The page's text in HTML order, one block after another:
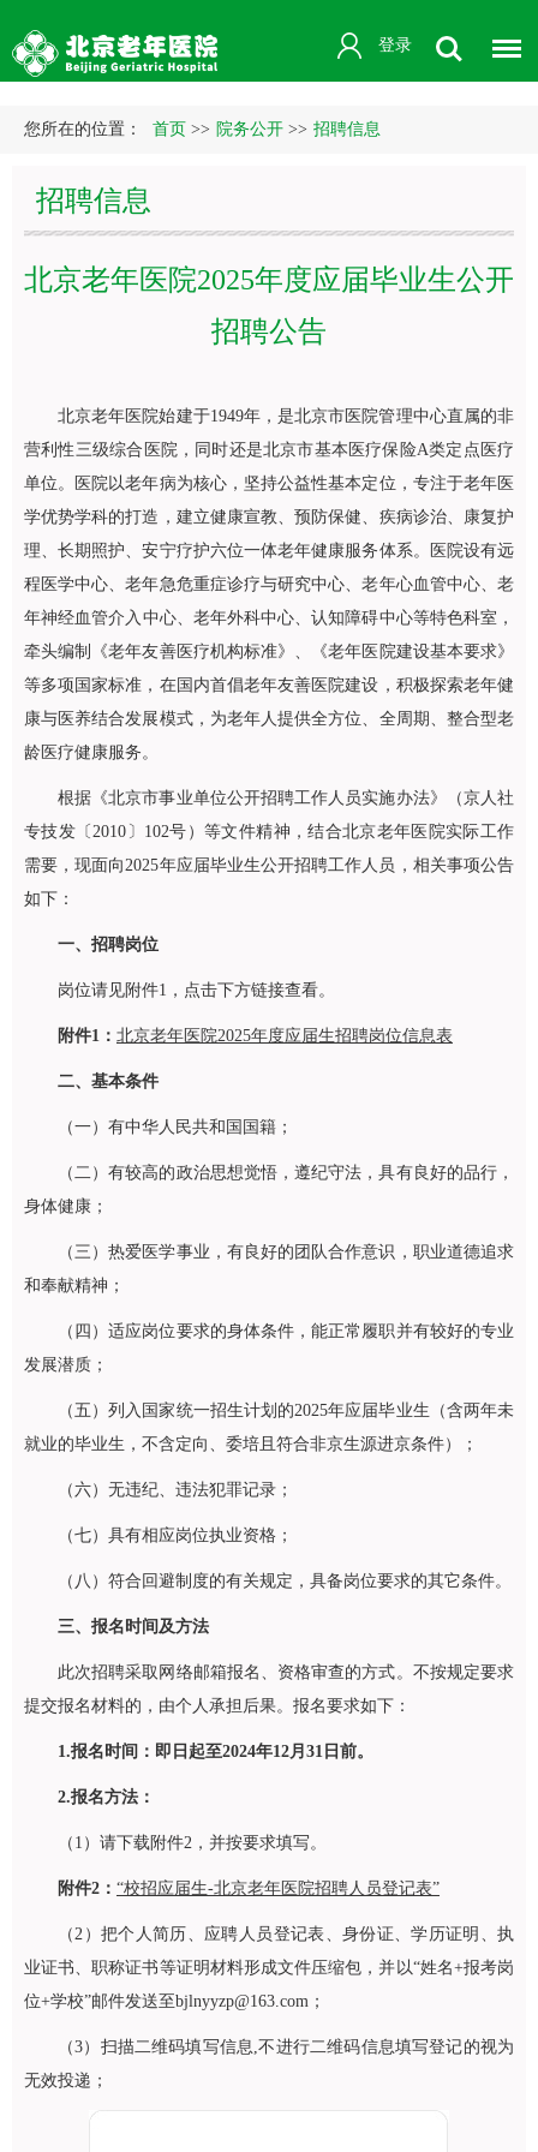
登录
您所在的位置： 首页 >> 院务公开 >> 招聘信息
招聘信息
北京老年医院2025年度应届毕业生公开
招聘公告
北京老年医院始建于1949年，是北京市医院管理中心直属的非
营利性三级综合医院，同时还是北京市基本医疗保险A类定点医疗
单位。医院以老年病为核心，坚持公益性基本定位，专注于老年医
学优势学科的打造，建立健康宣教、预防保健、疾病诊治、康复护
理、长期照护、安宁疗护六位一体老年健康服务体系。医院设有远
程医学中心、老年急危重症诊疗与研究中心、老年心血管中心、老
年神经血管介入中心、老年外科中心、认知障碍中心等特色科室，
牵头编制《老年友善医疗机构标准》、《老年医院建设基本要求》
等多项国家标准，在国内首倡老年友善医院建设，积极探索老年健
康与医养结合发展模式，为老年人提供全方位、全周期、整合型老
龄医疗健康服务。
根据《北京市事业单位公开招聘工作人员实施办法》（京人社
专技发〔2010〕102号）等文件精神，结合北京老年医院实际工作
需要，现面向2025年应届毕业生公开招聘工作人员，相关事项公告
如下：
一、招聘岗位
岗位请见附件1，点击下方链接查看。
附件1： 北京老年医院2025年度应届生招聘岗位信息表
二、基本条件
（一）有中华人民共和国国籍；
（二）有较高的政治思想觉悟，遵纪守法，具有良好的品行，
身体健康；
（三）热爱医学事业，有良好的团队合作意识，职业道德追求
和奉献精神；
（四）适应岗位要求的身体条件，能正常履职并有较好的专业
发展潜质；
（五）列入国家统一招生计划的2025年应届毕业生（含两年未
就业的毕业生，不含定向、委培且符合非京生源进京条件）；
（六）无违纪、违法犯罪记录；
（七）具有相应岗位执业资格；
（八）符合回避制度的有关规定，具备岗位要求的其它条件。
三、报名时间及方法
此次招聘采取网络邮箱报名、资格审查的方式。不按规定要求
提交报名材料的，由个人承担后果。报名要求如下：
1.报名时间：即日起至2024年12月31日前。
2.报名方法：
（1）请下载附件2，并按要求填写。
附件2： “校招应届生-北京老年医院招聘人员登记表”
（2）把个人简历、应聘人员登记表、身份证、学历证明、执
业证书、职称证书等证明材料形成文件压缩包，并以“姓名+报考岗
位+学校”邮件发送至bjlnyyzp@163.com；
（3）扫描二维码填写信息,不进行二维码信息填写登记的视为
无效投递；